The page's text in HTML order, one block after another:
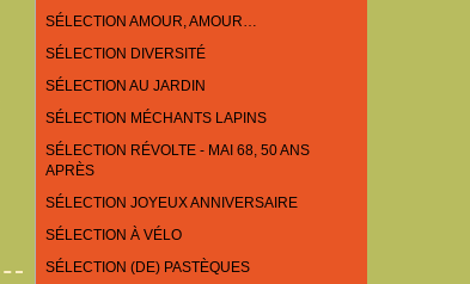
SÉLECTION AMOUR, AMOUR…
SÉLECTION DIVERSITÉ
SÉLECTION AU JARDIN
SÉLECTION MÉCHANTS LAPINS
SÉLECTION RÉVOLTE - MAI 68, 50 ANS
APRÈS
SÉLECTION JOYEUX ANNIVERSAIRE
SÉLECTION À VÉLO
SÉLECTION (DE) PASTÈQUES